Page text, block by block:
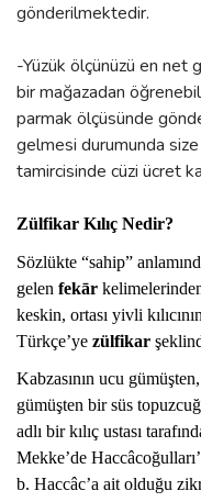
gönderilmektedir.
-Yüzük ölçünüzü en net
bir mağazadan
parmak ölçüsünde
gelmesi durumunda
tamircisinde cüzi ücret
Zülfikar Kılıç Nedir?
Sözlükte “sahip”
gelen fekār
keskin, ortası yivli
Türkçe’ye zülfikar
Kabzasının ucu
gümüşten bir süs
adlı bir kılıç ustası
Mekke’de
b. Haccâc’a ait olduğu